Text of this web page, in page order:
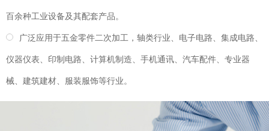
百余种工业设备及其配套产品。
广泛应用于五金零件二次加工，轴类行业、电子电路、集成电路、
仪器仪表、印制电路、计算机制造、手机通讯、汽车配件、专业器
械、建筑建材、服装服饰等行业。